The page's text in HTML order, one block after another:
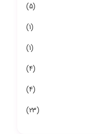
5
1
1
4
4
23